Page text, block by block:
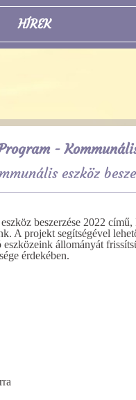
HÍREK
- Kommunális
eszköz
beszerzése 2022
A projekt segítségével
állományát
érdekében.